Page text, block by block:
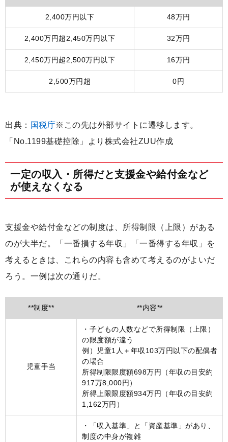
2,400万円以下 48万円
2,400万円超2,450万円以下 32万円
2,450万円超2,500万円以下 16万円
2,500万円超 0円
出典： 国税庁※この先は外部サイトに遷移します。
「No.1199基礎控除」より株式会社ZUU作成
一定の収入・所得だと支援金や給付金など
が使えなくなる
支援金や給付金などの制度は、所得制限（上限）がある
のが大半だ。「一番損する年収」「一番得する年収」を
考えるときは、これらの内容も含めて考えるのがよいだ
ろう。一例は次の通りだ。
**制度** **内容**
児童手当
・子どもの人数などで所得制限（上限）
の限度額が違う
例）児童1人＋年収103万円以下の配偶者
の場合
所得制限限度額698万円（年収の目安約
917万8,000円）
所得上限限度額934万円（年収の目安約
1,162万円）
・「収入基準」と「資産基準」があり、
制度の中身が複雑